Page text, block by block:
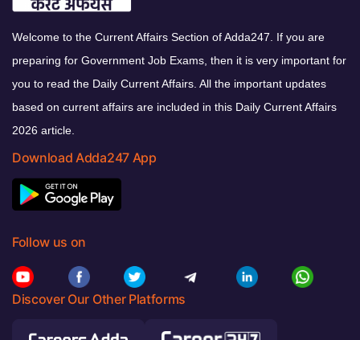
Welcome to the Current Affairs Section of Adda247. If you are
preparing for Government Job Exams, then it is very important for
you to read the Daily Current Affairs. All the important updates
based on current affairs are included in this Daily Current Affairs
2026 article.
Download Adda247 App
Follow us on
Discover Our Other Platforms